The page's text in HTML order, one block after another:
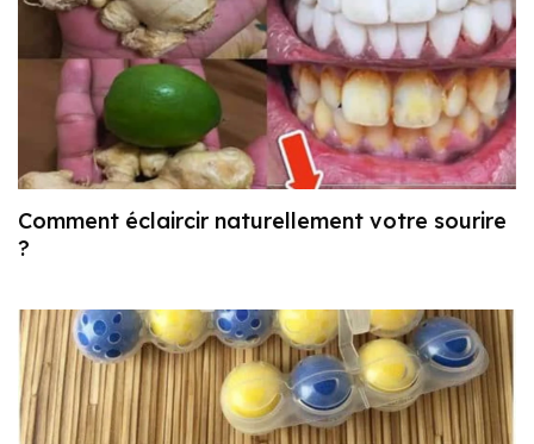
Comment éclaircir naturellement votre sourire
?